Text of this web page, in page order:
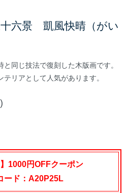
十六景 凱風快晴（がい
同じ技法で復刻した木版画です。
リアとして人気があります。
】1000円OFFクーポン
ード：A20P25L